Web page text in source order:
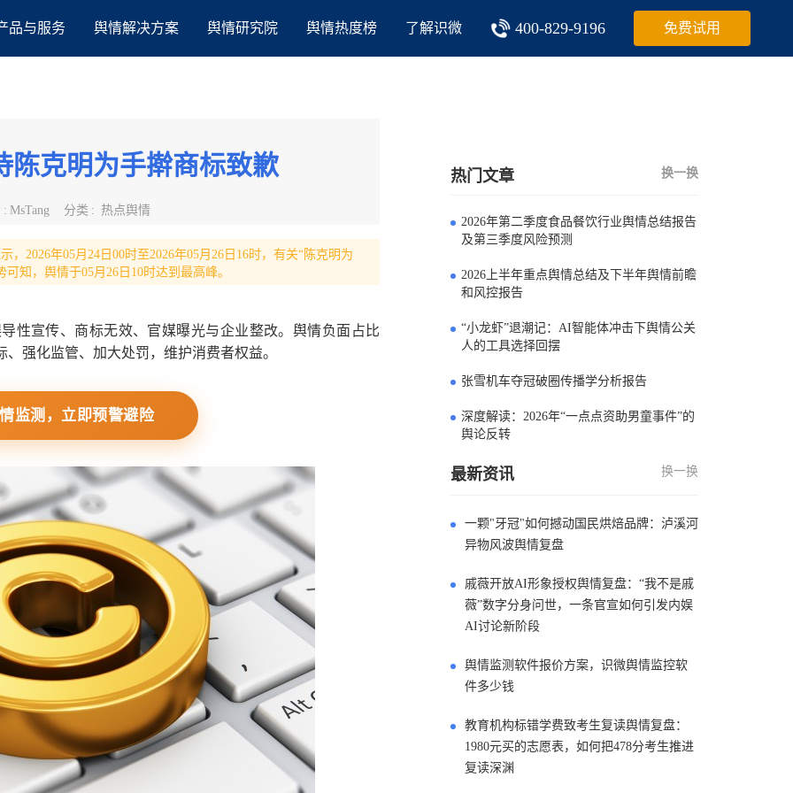
品与服务 舆情解决方案 舆情研究院 舆情热度榜 了解识微 400-829-9196 免费试用
陈克明为手擀商标致歉
: MsTang 分类 : 热点舆情
2026年05月24日00时至2026年05月26日16时，有关“陈克明为
知，舆情于05月26日10时达到最高峰。
性宣传、商标无效、官媒曝光与企业整改。舆情负面占比
强化监管、加大处罚，维护消费者权益。
测，立即预警避险
热门文章 换一换
2026年第二季度食品餐饮行业舆情总结报告
及第三季度风险预测
2026上半年重点舆情总结及下半年舆情前瞻
和风控报告
“小龙虾”退潮记：AI智能体冲击下舆情公关
人的工具选择回摆
张雪机车夺冠破圈传播学分析报告
深度解读：2026年“一点点资助男童事件”的
舆论反转
最新资讯 换一换
一颗"牙冠"如何撼动国民烘焙品牌：泸溪河
异物风波舆情复盘
戚薇开放AI形象授权舆情复盘：“我不是戚
薇”数字分身问世，一条官宣如何引发内娱
AI讨论新阶段
舆情监测软件报价方案，识微舆情监控软
件多少钱
教育机构标错学费致考生复读舆情复盘：
1980元买的志愿表，如何把478分考生推进
复读深渊